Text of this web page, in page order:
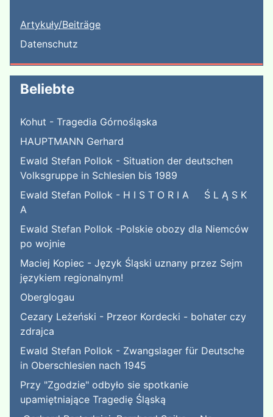
Artykuły/Beiträge
Datenschutz
Beliebte
Kohut - Tragedia Górnośląska
HAUPTMANN Gerhard
Ewald Stefan Pollok - Situation der deutschen
Volksgruppe in Schlesien bis 1989
Ewald Stefan Pollok - H I S T O R I A Ś L Ą S K
A
Ewald Stefan Pollok -Polskie obozy dla Niemców
po wojnie
Maciej Kopiec - Język Śląski uznany przez Sejm
językiem regionalnym!
Oberglogau
Cezary Leżeński - Przeor Kordecki - bohater czy
zdrajca
Ewald Stefan Pollok - Zwangslager für Deutsche
in Oberschlesien nach 1945
Przy "Zgodzie" odbyło sie spotkanie
upamiętniające Tragedię Śląską